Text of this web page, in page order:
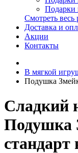
Подарки
Смотреть весь
Доставка и
Акции
Контакты
В мягкой
Подушка
Сладкий
Подушка
стандарт